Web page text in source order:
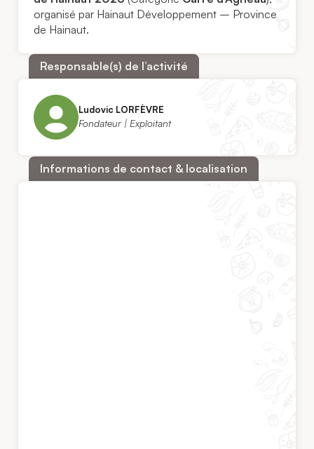
organisé par Hainaut Développement – Province
de Hainaut.
Responsable(s) de l’activité
Ludovic LORFÈVRE
Fondateur | Exploitant
Informations de contact & localisation